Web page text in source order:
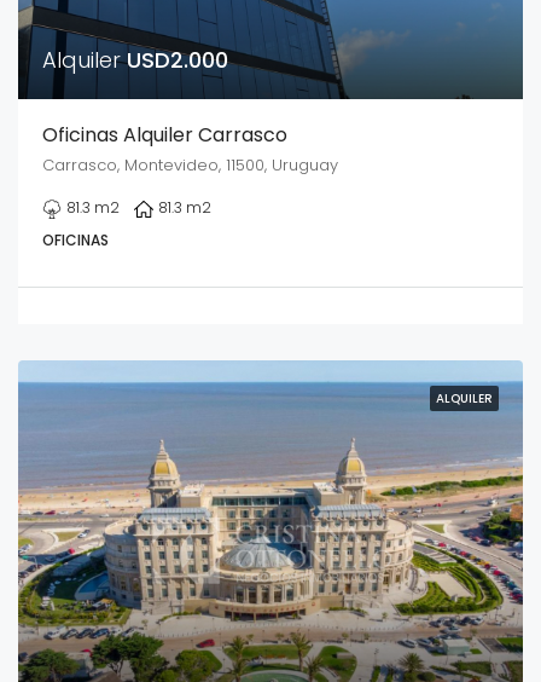
AlquilerUSD2.000
Oficinas Alquiler Carrasco
Carrasco, Montevideo, 11500, Uruguay
81.3 m2 81.3 m2
OFICINAS
ALQUILER